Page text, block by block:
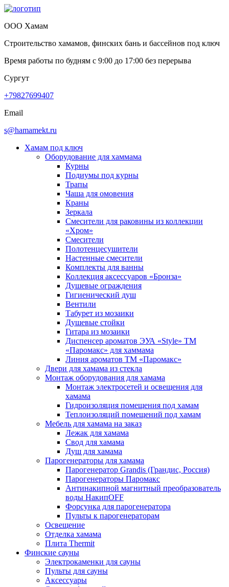
ООО Хамам
Строительство хамамов, финских бань и бассейнов под ключ
Время работы по будням с 9:00 до 17:00 без перерыва
Сургут
+79827699407
Email
s@hamamekt.ru
Хамам под ключ
Оборудование для хаммама
Курны
Подиумы под курны
Трапы
Чаша для омовения
Краны
Зеркала
Смесители для раковины из коллекции
«Хром»
Смесители
Полотенцесушители
Настенные смесители
Комплекты для ванны
Коллекция аксессуаров «Бронза»
Душевые ограждения
Гигиенический душ
Вентили
Табурет из мозаики
Душевые стойки
Гитара из мозаики
Диспенсер ароматов ЭУА «Style» ТМ
«Паромакс» для хаммама
Линия ароматов ТМ «Паромакс»
Двери для хамама из стекла
Монтаж оборудования для хамама
Монтаж электросетей и освещения для
хамама
Гидроизоляция помещения под хамам
Теплоизоляций помещений под хамам
Мебель для хамама на заказ
Лежак для хамама
Свод для хамама
Душ для хамама
Парогенераторы для хамама
Парогенератор Grandis (Грандис, Россия)
Парогенераторы Паромакс
Антинакипной магнитный преобразователь
воды НакипOFF
Форсунка для парогенератора
Пульты к парогенераторам
Освещение
Отделка хамама
Плита Thermit
Финские сауны
Электрокаменки для сауны
Пульты для сауны
Аксессуары